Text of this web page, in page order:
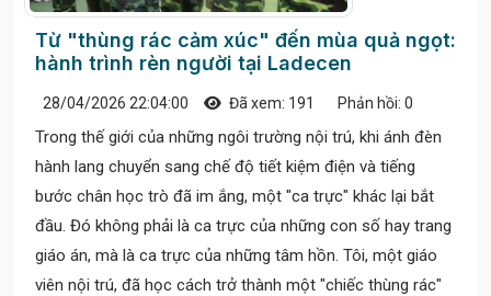
Từ "thùng rác cảm xúc" đến mùa quả ngọt:
hành trình rèn người tại Ladecen
28/04/2026 22:04:00 Đã xem: 191 Phản hồi: 0
Trong thế giới của những ngôi trường nội trú, khi ánh đèn
hành lang chuyển sang chế độ tiết kiệm điện và tiếng
bước chân học trò đã im ắng, một "ca trực" khác lại bắt
đầu. Đó không phải là ca trực của những con số hay trang
giáo án, mà là ca trực của những tâm hồn. Tôi, một giáo
viên nội trú, đã học cách trở thành một "chiếc thùng rác"